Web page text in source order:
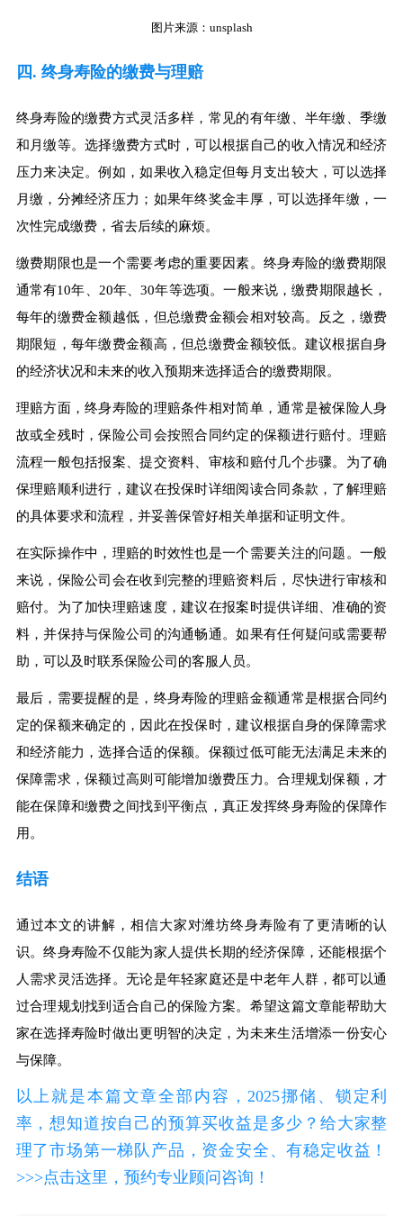
图片来源：unsplash
四. 终身寿险的缴费与理赔
终身寿险的缴费方式灵活多样，常见的有年缴、半年缴、季缴
和月缴等。选择缴费方式时，可以根据自己的收入情况和经济
压力来决定。例如，如果收入稳定但每月支出较大，可以选择
月缴，分摊经济压力；如果年终奖金丰厚，可以选择年缴，一
次性完成缴费，省去后续的麻烦。
缴费期限也是一个需要考虑的重要因素。终身寿险的缴费期限
通常有10年、20年、30年等选项。一般来说，缴费期限越长，
每年的缴费金额越低，但总缴费金额会相对较高。反之，缴费
期限短，每年缴费金额高，但总缴费金额较低。建议根据自身
的经济状况和未来的收入预期来选择适合的缴费期限。
理赔方面，终身寿险的理赔条件相对简单，通常是被保险人身
故或全残时，保险公司会按照合同约定的保额进行赔付。理赔
流程一般包括报案、提交资料、审核和赔付几个步骤。为了确
保理赔顺利进行，建议在投保时详细阅读合同条款，了解理赔
的具体要求和流程，并妥善保管好相关单据和证明文件。
在实际操作中，理赔的时效性也是一个需要关注的问题。一般
来说，保险公司会在收到完整的理赔资料后，尽快进行审核和
赔付。为了加快理赔速度，建议在报案时提供详细、准确的资
料，并保持与保险公司的沟通畅通。如果有任何疑问或需要帮
助，可以及时联系保险公司的客服人员。
最后，需要提醒的是，终身寿险的理赔金额通常是根据合同约
定的保额来确定的，因此在投保时，建议根据自身的保障需求
和经济能力，选择合适的保额。保额过低可能无法满足未来的
保障需求，保额过高则可能增加缴费压力。合理规划保额，才
能在保障和缴费之间找到平衡点，真正发挥终身寿险的保障作
用。
结语
通过本文的讲解，相信大家对潍坊终身寿险有了更清晰的认
识。终身寿险不仅能为家人提供长期的经济保障，还能根据个
人需求灵活选择。无论是年轻家庭还是中老年人群，都可以通
过合理规划找到适合自己的保险方案。希望这篇文章能帮助大
家在选择寿险时做出更明智的决定，为未来生活增添一份安心
与保障。
以上就是本篇文章全部内容，2025挪储、锁定利
率，想知道按自己的预算买收益是多少？给大家整
理了市场第一梯队产品，资金安全、有稳定收益！
>>>点击这里，预约专业顾问咨询！